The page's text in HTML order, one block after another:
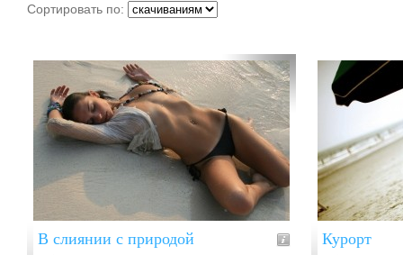
Сортировать по:
В слиянии с природой Курорт